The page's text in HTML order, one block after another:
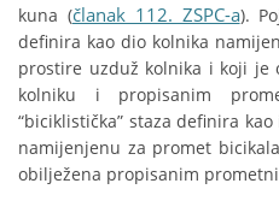
kuna (članak 112. ZSPC-a).
definira kao dio kolnika
prostire uzduž kolnika i koji je
kolniku i propisanim
“biciklistička” staza definira
namijenjenu za promet
obilježena propisanim